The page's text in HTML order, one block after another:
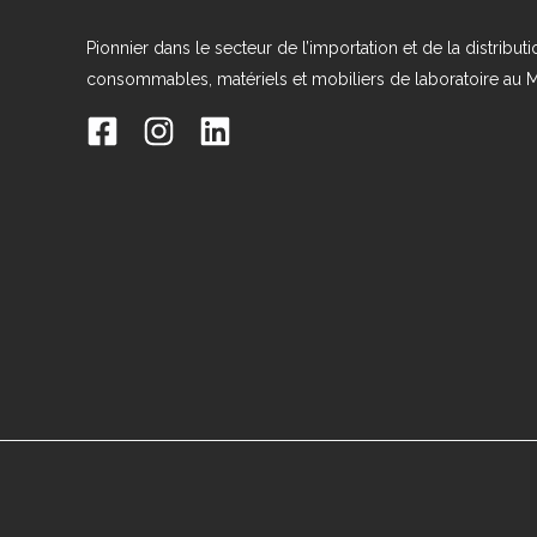
Pionnier dans le secteur de l’importation et de la
consommables, matériels et mobiliers de laboratoire au